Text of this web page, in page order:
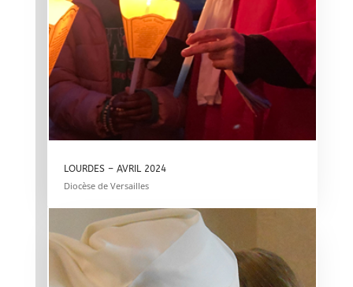
LOURDES – AVRIL 2024
Diocèse de Versailles